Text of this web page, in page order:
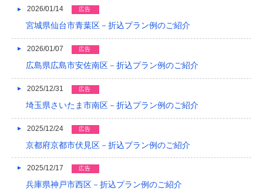
2018/06
2018/05
2018/04
2018/03
2017/12
2017/11
2026/01/14 広告
宮城県仙台市青葉区－折込プラン例のご紹介
2026/01/07 広告
広島県広島市安佐南区－折込プラン例のご紹介
2025/12/31 広告
埼玉県さいたま市南区－折込プラン例のご紹介
2025/12/24 広告
京都府京都市伏見区－折込プラン例のご紹介
2025/12/17 広告
兵庫県神戸市西区－折込プラン例のご紹介